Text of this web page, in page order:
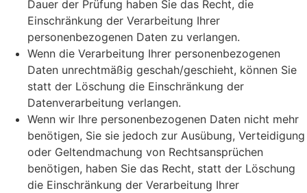
Dauer der Prüfung haben Sie das Recht, die
Einschränkung der Verarbeitung Ihrer
personenbezogenen Daten zu verlangen.
Wenn die Verarbeitung Ihrer personenbezogenen
Daten unrechtmäßig geschah/geschieht, können Sie
statt der Löschung die Einschränkung der
Datenverarbeitung verlangen.
Wenn wir Ihre personenbezogenen Daten nicht mehr
benötigen, Sie sie jedoch zur Ausübung, Verteidigung
oder Geltendmachung von Rechtsansprüchen
benötigen, haben Sie das Recht, statt der Löschung
die Einschränkung der Verarbeitung Ihrer